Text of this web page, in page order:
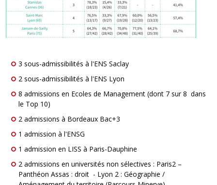
3 sous-admissibilités à l'ENS Saclay
2 sous-admissibilités à l'ENS Lyon
8 admissions en Ecoles de Management (dont 7 sur 8 dans
le Top 10)
2 admissions à Bordeaux Bac+3
1 admission à l'ENSG
1 admission en LISS à Paris-Dauphine
2 admissions en universités non sélectives : Paris2 –
Panthéon Assas : droit - Lyon 2 : Géographie /